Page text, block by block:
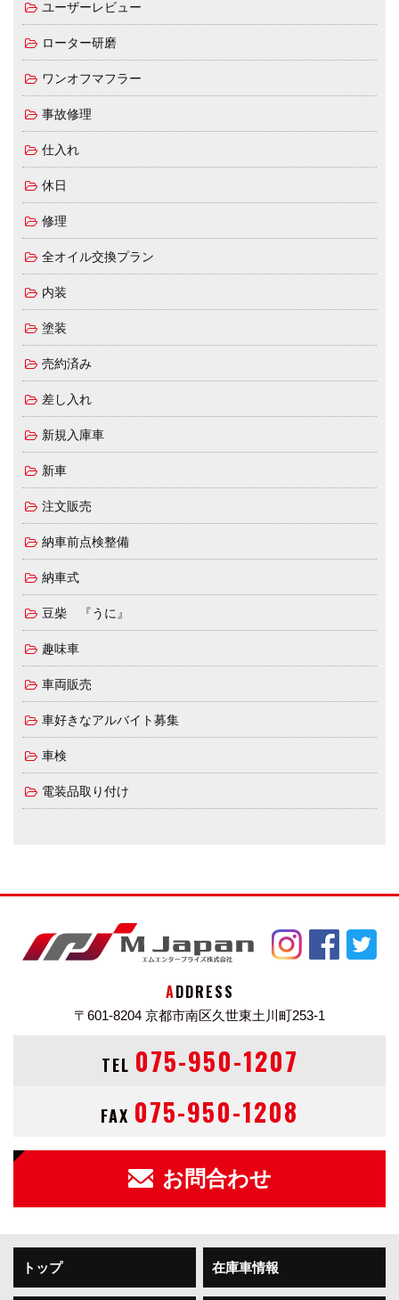
ユーザーレビュー
ローター研磨
ワンオフマフラー
事故修理
仕入れ
休日
修理
全オイル交換プラン
内装
塗装
売約済み
差し入れ
新規入庫車
新車
注文販売
納車前点検整備
納車式
豆柴 『うに』
趣味車
車両販売
車好きなアルバイト募集
車検
電装品取り付け
ADDRESS
〒601-8204 京都市南区久世東土川町253-1
TEL 075-950-1207
FAX 075-950-1208
お問合わせ
トップ 在庫車情報